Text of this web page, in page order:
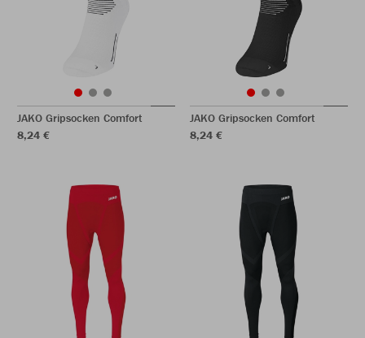
JAKO Gripsocken Comfort
8,24 €
JAKO Gripsocken Comfort
8,24 €